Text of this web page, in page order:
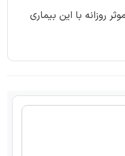
روزانه با این بیماری